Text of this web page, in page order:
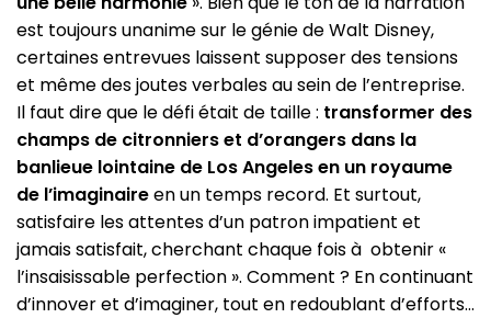
est toujours unanime sur le génie de Walt Disney,
certaines entrevues laissent supposer des tensions
et même des joutes verbales au sein de l’entreprise.
Il faut dire que le défi était de taille : transformer des
champs de citronniers et d’orangers dans la
banlieue lointaine de Los Angeles en un royaume
de l’imaginaireen un temps record. Et surtout,
satisfaire les attentes d’un patron impatient et
jamais satisfait, cherchant chaque fois à obtenir «
l’insaisissable perfection ». Comment ? En continuant
d’innover et d’imaginer, tout en redoublant d’efforts…